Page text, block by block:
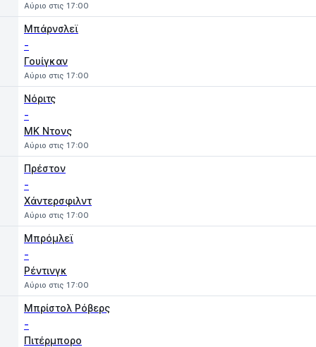
Αύριο στις 17:00
Μπάρνσλεϊ
-
Γουίγκαν
Αύριο στις 17:00
Νόριτς
-
MK Ντονς
Αύριο στις 17:00
Πρέστον
-
Χάντερσφιλντ
Αύριο στις 17:00
Μπρόμλεϊ
-
Ρέντινγκ
Αύριο στις 17:00
Μπρίστολ Ρόβερς
-
Πιτέρμπορο